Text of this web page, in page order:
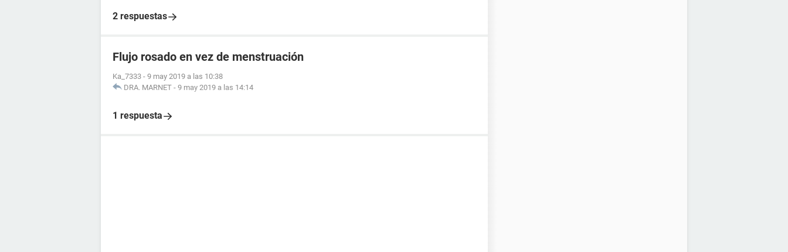
2 respuestas
Flujo rosado en vez de menstruación
Ka_7333 - 9 may 2019 a las 10:38
DRA. MARNET - 9 may 2019 a las 14:14
1 respuesta